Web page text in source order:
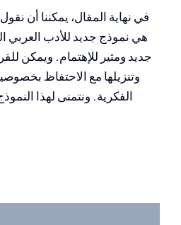
في نهاية المقال، يمكننا أن
هي نموذج جديد للأدب العربي
جديد ومثير للإهتمام. ويمكن
وتنزيلها مع الاحتفاظ
الفكرية. ونتمنى لهذا